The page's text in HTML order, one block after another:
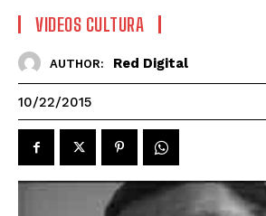
VIDEOS CULTURA
AUTHOR: Red Digital
10/22/2015